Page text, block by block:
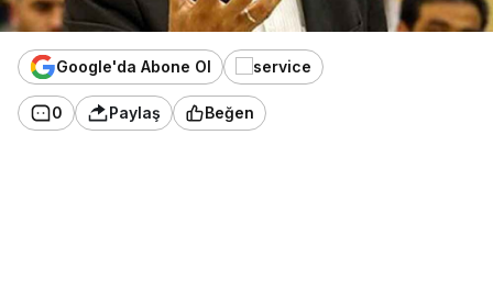
Google'da Abone Ol
0 Paylaş Beğen